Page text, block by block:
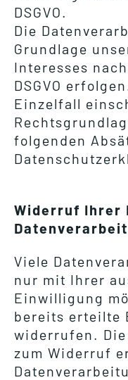
DSGVO.
Die
Grundlage
Interesses
DSGVO
Einzelfall
folgenden
Widerruf Ihrer
Viele
nur mit Ihrer
Einwilligung
bereits erteilte
widerrufen.
zum Widerruf